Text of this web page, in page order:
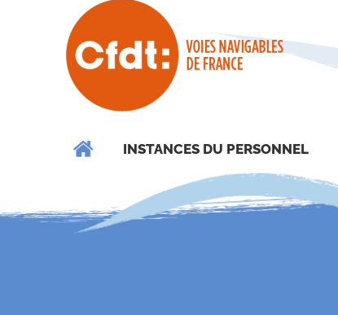
INSTANCES DU PERSONNEL